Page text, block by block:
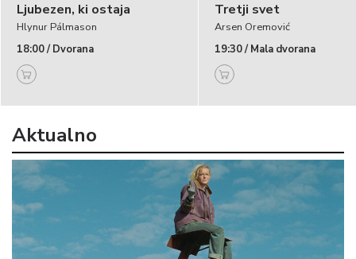
Ljubezen, ki ostaja
Hlynur Pálmason
18:00 / Dvorana
Tretji svet
Arsen Oremović
19:30 / Mala dvorana
Aktualno